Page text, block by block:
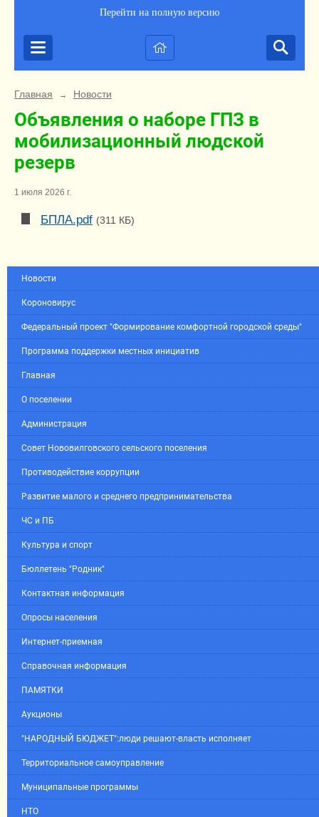
Перейти на полную версию
Главная → Новости
Объявления о наборе ГПЗ в
мобилизационный людской
резерв
1 июля 2026 г.
БПЛА.pdf (311 КБ)
Новости
Короновирус
Федеральный проект "Формирование комфортной городской среды"
Программа поддержки местных инициатив
Главная
О поселении
Администрация
Совет Нововилговского сельского поселения
Противодействие коррупции
Развитие малого и среднего предпринимательства
ЧС и ПБ
Культура и спорт
Бюллетень "Родник"
Контактная информация
Опросы населения
Интернет-приемная
Справочная информация
ПАМЯТКИ
Аукционы
"НАРОДНЫЙ БЮДЖЕТ":люди решают-власть исполняет
Территориальное самоуправление
Муниципальные программы
НТО